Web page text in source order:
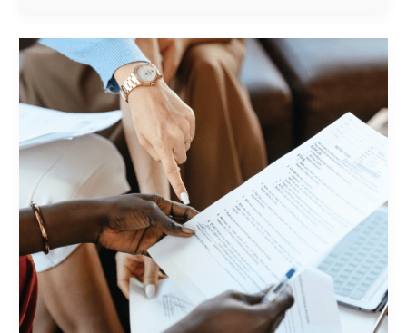
ESTRATEGIAS
MARKETING
ACERTADAS
CON
ANÁLISIS
DAFO
Y CAME